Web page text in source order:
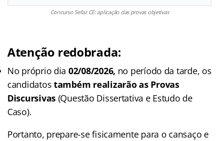
Concurso Sefaz CE: aplicação das provas objetivas
Atenção redobrada:
No próprio dia 02/08/2026, no período da tarde, os
candidatostambém realizarão as Provas
Discursivas (Questão Dissertativa e Estudo de
Caso).
Portanto, prepare-se fisicamente para o cansaço e